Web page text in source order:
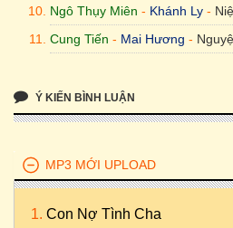
Ngô Thụy Miên - Khánh Ly -
Cung Tiến - Mai Hương -
Ý KIẾN BÌNH LUẬN
MP3 MỚI UPLOAD
Con Nợ Tình Cha